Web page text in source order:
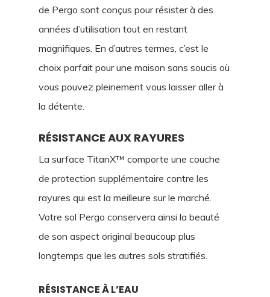
de Pergo sont conçus pour résister à des
années d’utilisation tout en restant
magnifiques. En d’autres termes, c’est le
choix parfait pour une maison sans soucis où
vous pouvez pleinement vous laisser aller à
la détente.
RÉSISTANCE AUX RAYURES
La surface TitanX™ comporte une couche
de protection supplémentaire contre les
rayures qui est la meilleure sur le marché.
Votre sol Pergo conservera ainsi la beauté
de son aspect original beaucoup plus
longtemps que les autres sols stratifiés.
RÉSISTANCE À L’EAU